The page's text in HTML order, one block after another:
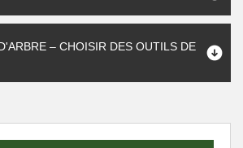
– CHOISIR DES OUTILS DE